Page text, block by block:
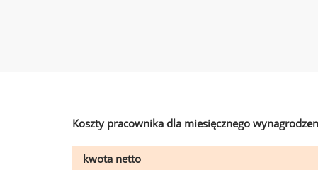
Koszty pracownika dla miesięcznego
kwota netto